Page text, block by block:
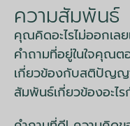
ความสัมพันธ์
คุณคิดอะไรไม่ออกเล
คำถามที่อยู่ในใจคุณ
เกี่ยวข้องกับสติปัญญ
สัมพันธ์เกี่ยวข้องอะไ